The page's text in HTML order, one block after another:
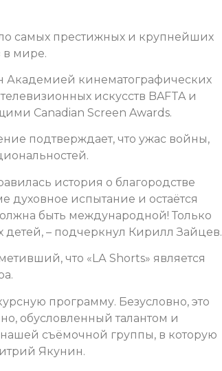
самых престижных и крупнейших
в мире.
Академией кинематографических
искусств BAFTA и
Canadian Screen Awards.
подтверждает, что ужас войны,
история о благородстве
духовное испытание и остаётся
быть международной! Только
– подчеркнул Кирилл Зайцев.
что «LА Shorts» является
программу. Безусловно, это
обусловленный талантом и
съёмочной группы, в которую
Якунин.